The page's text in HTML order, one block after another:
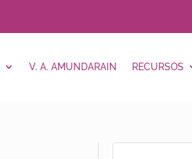
V. A. AMUNDARAIN RECURSOS